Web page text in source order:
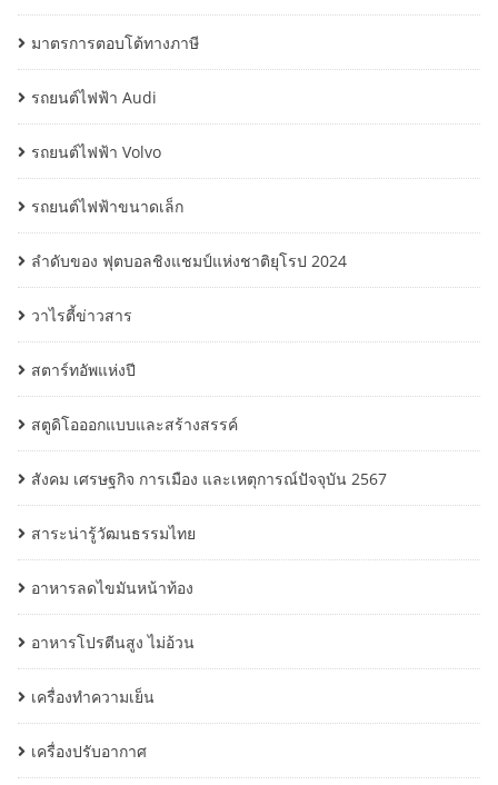
มาตรการตอบโต้ทางภาษี
รถยนต์ไฟฟ้า Audi
รถยนต์ไฟฟ้า Volvo
รถยนต์ไฟฟ้าขนาดเล็ก
ลำดับของ ฟุตบอลชิงแชมป์แห่งชาติยุโรป 2024
วาไรตี้ข่าวสาร
สตาร์ทอัพแห่งปี
สตูดิโอออกแบบและสร้างสรรค์
สังคม เศรษฐกิจ การเมือง และเหตุการณ์ปัจจุบัน 2567
สาระน่ารู้วัฒนธรรมไทย
อาหารลดไขมันหน้าท้อง
อาหารโปรตีนสูง ไม่อ้วน
เครื่องทำความเย็น
เครื่องปรับอากาศ